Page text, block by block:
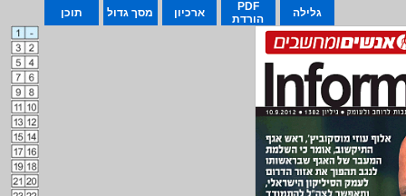
תוכן מסך גדול ארכיון
PDF
הורדת
גלילה